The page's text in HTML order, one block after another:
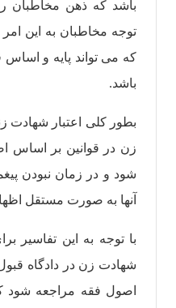
باشد که ذهن مخاطبان
توجه مخاطبان به این
که می تواند پایه و
باشد.
بطور کلی اعتبار
زن در قوانین بر اساس
شود و در زمان نبودن
آنها به صورت مستقل
با توجه به این تفاسیر
شهادت زن در دادگاه
اصول فقه مراجعه